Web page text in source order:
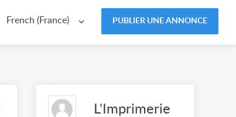
French (France) PUBLIER UNE ANNONCE
L'Imprimerie